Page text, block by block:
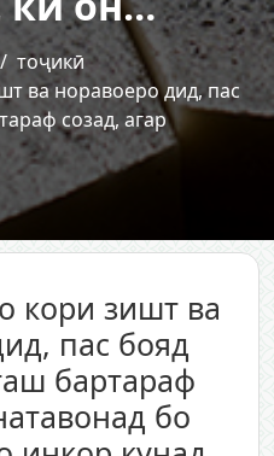
тоҷикӣ
ва норавоеро дид, пас
созад, агар
кори зишт ва
пас бояд
бартараф
бо